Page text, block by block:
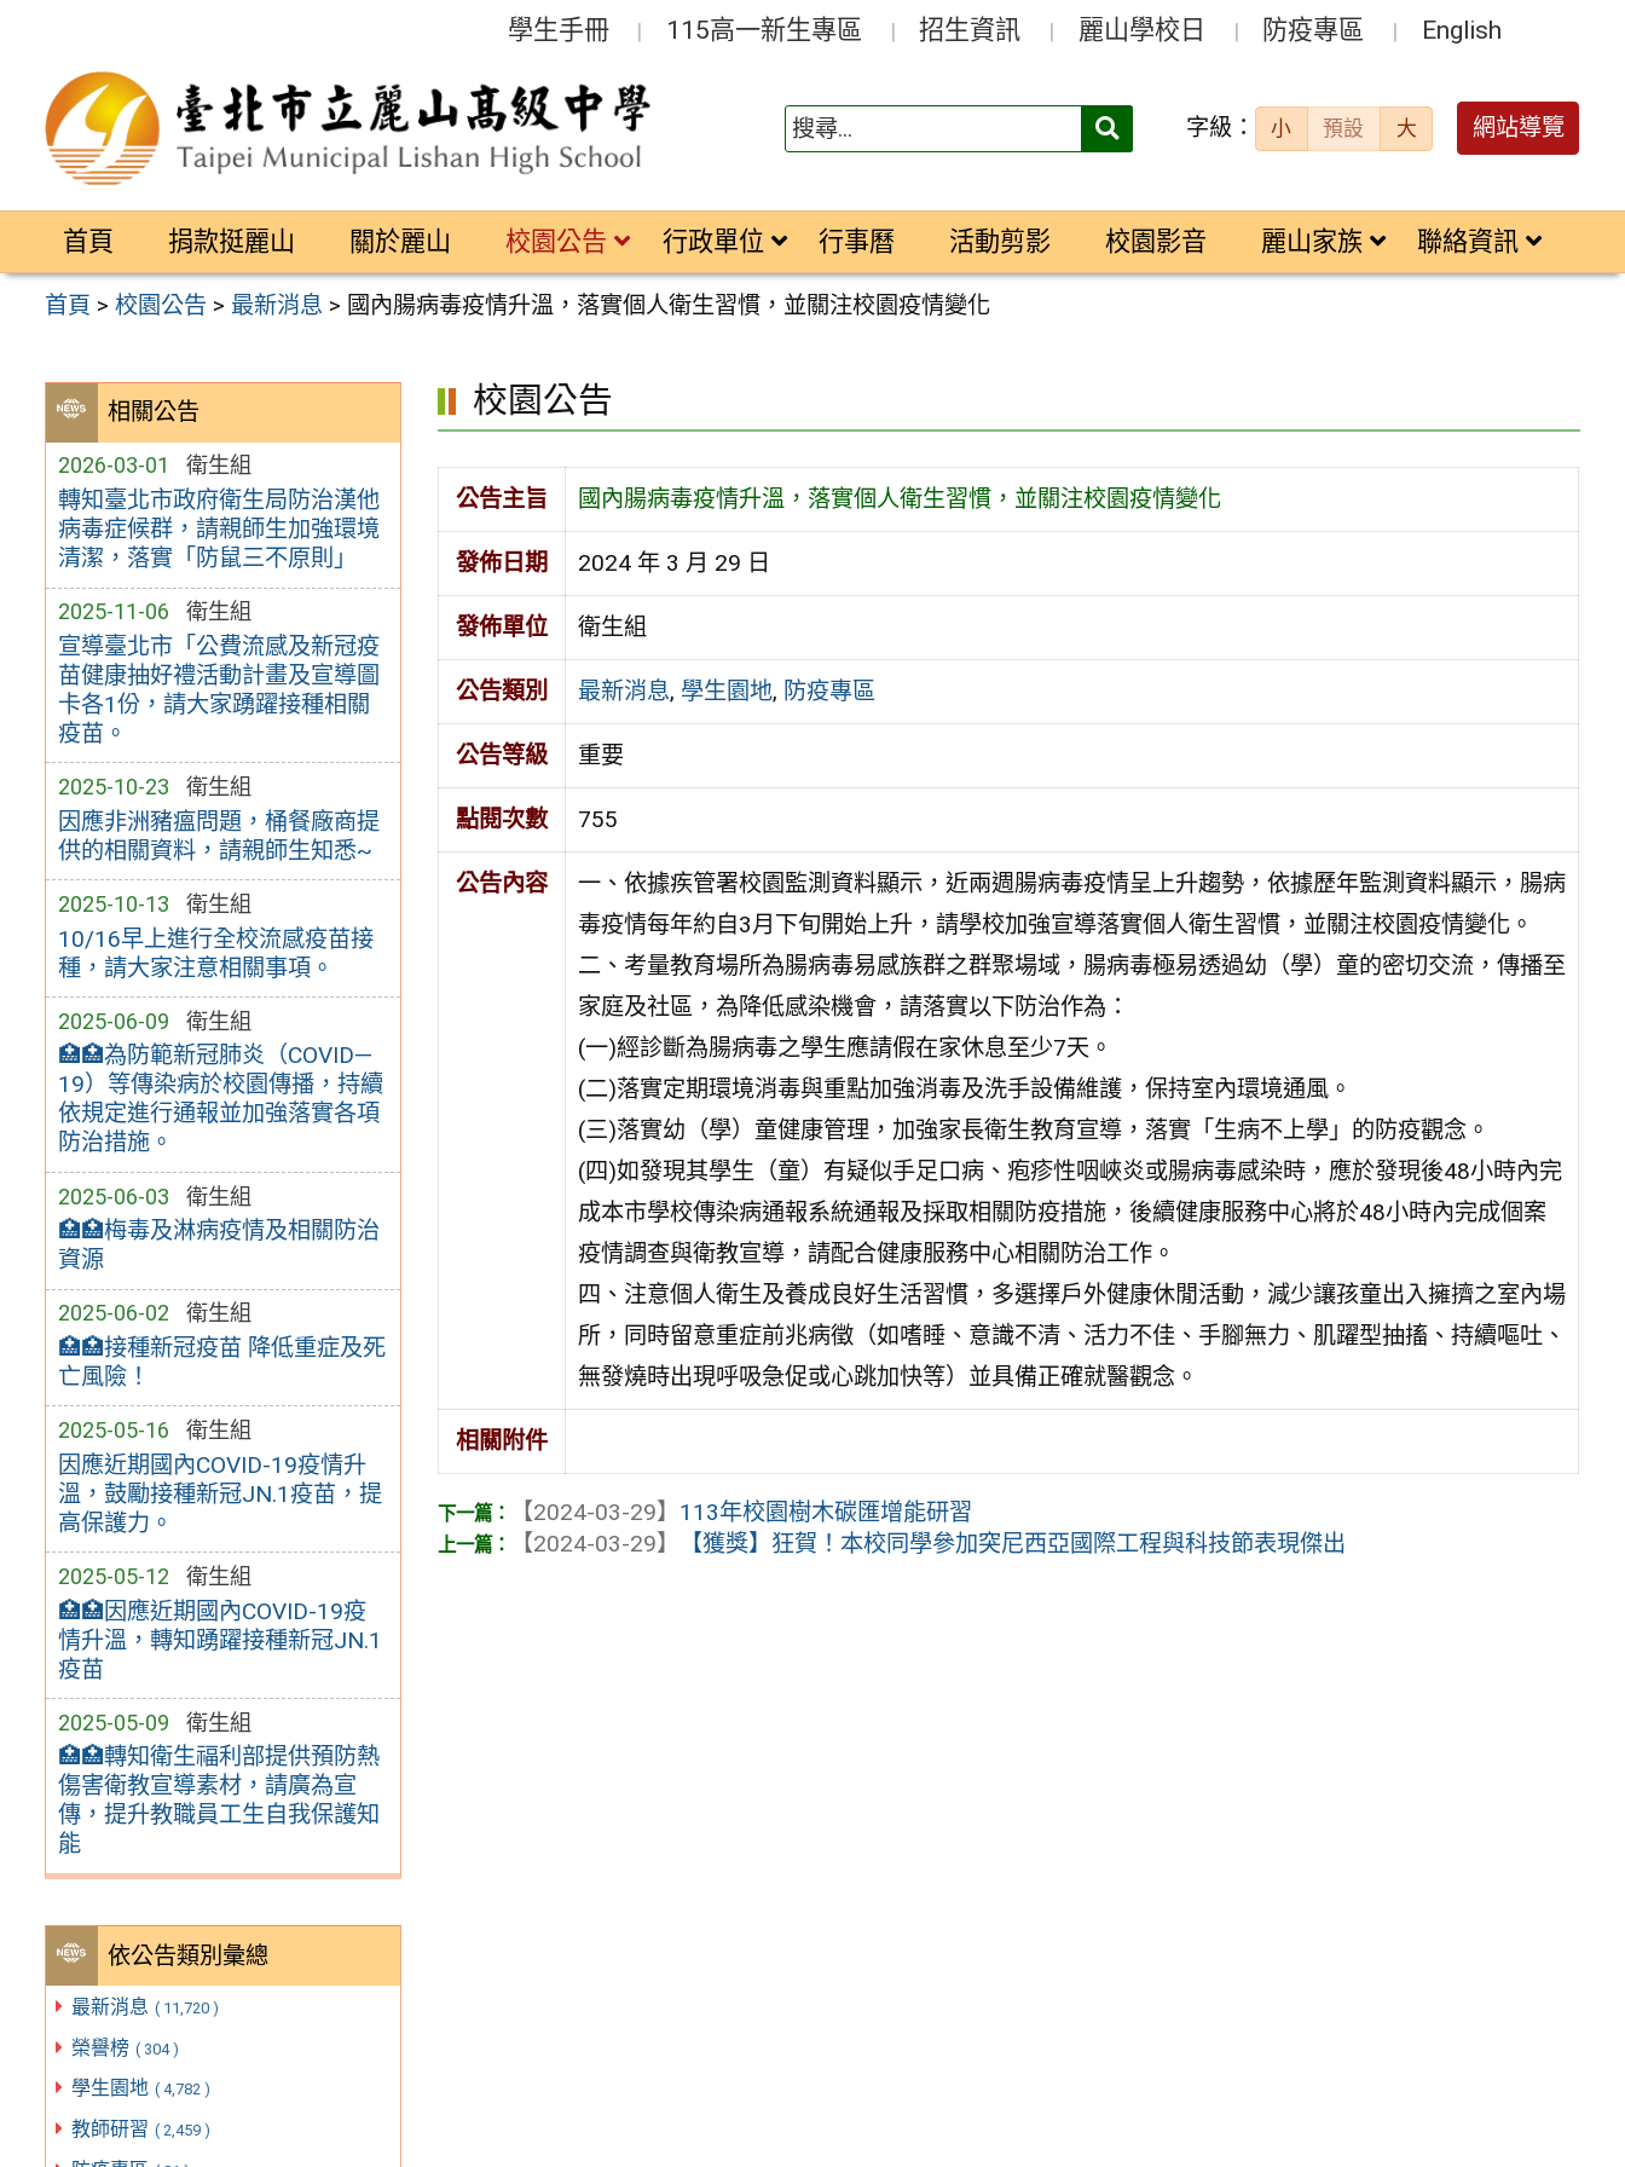
區
學生手冊 115高一新生專區 招生資訊 麗山學校日 防疫專區 English
搜
字級： 小 預設 大 網站導覽
首頁 捐款挺麗山 關於麗山 校園公告 行政單位 行事曆 活動剪影 校園影音 麗山家族 聯絡資訊
首頁 >校園公告 > 最新消息 > 國內腸病毒疫情升溫，落實個人衛生習慣，並關注校園疫情變化
相關公告
2026-03-01 衛生組
轉知臺北市政府衛生局防治漢他
病毒症候群，請親師生加強環境
清潔，落實「防鼠三不原則」
2025-11-06 衛生組
宣導臺北市「公費流感及新冠疫
苗健康抽好禮活動計畫及宣導圖
卡各1份，請大家踴躍接種相關
疫苗。
2025-10-23 衛生組
因應非洲豬瘟問題，桶餐廠商提
供的相關資料，請親師生知悉~
2025-10-13 衛生組
10/16早上進行全校流感疫苗接
種，請大家注意相關事項。
2025-06-09 衛生組
🏥🏥為防範新冠肺炎（COVID—
19）等傳染病於校園傳播，持續
依規定進行通報並加強落實各項
防治措施。
2025-06-03 衛生組
🏥🏥梅毒及淋病疫情及相關防治
資源
2025-06-02 衛生組
🏥🏥接種新冠疫苗 降低重症及死
亡風險！
2025-05-16 衛生組
因應近期國內COVID-19疫情升
溫，鼓勵接種新冠JN.1疫苗，提
高保護力。
2025-05-12 衛生組
🏥🏥因應近期國內COVID-19疫
情升溫，轉知踴躍接種新冠JN.1
疫苗
2025-05-09 衛生組
🏥🏥轉知衛生福利部提供預防熱
傷害衛教宣導素材，請廣為宣
傳，提升教職員工生自我保護知
能
依公告類別彙總
最新消息 ( 11,720 )
榮譽榜 ( 304 )
學生園地 ( 4,782 )
教師研習 ( 2,459 )
校園公告
公告主旨 國內腸病毒疫情升溫，落實個人衛生習慣，並關注校園疫情變化
發佈日期 2024 年 3 月 29 日
發佈單位 衛生組
公告類別 最新消息, 學生園地, 防疫專區
公告等級 重要
點閱次數 755
公告內容
一、依據疾管署校園監測資料顯示，近兩週腸病毒疫情呈上升趨勢，依據歷年監測資料顯示，腸病
毒疫情每年約自3月下旬開始上升，請學校加強宣導落實個人衛生習慣，並關注校園疫情變化。
二、考量教育場所為腸病毒易感族群之群聚場域，腸病毒極易透過幼（學）童的密切交流，傳播至
家庭及社區，為降低感染機會，請落實以下防治作為：
(一)經診斷為腸病毒之學生應請假在家休息至少7天。
(二)落實定期環境消毒與重點加強消毒及洗手設備維護，保持室內環境通風。
(三)落實幼（學）童健康管理，加強家長衛生教育宣導，落實「生病不上學」的防疫觀念。
(四)如發現其學生（童）有疑似手足口病、疱疹性咽峽炎或腸病毒感染時，應於發現後48小時內完
成本市學校傳染病通報系統通報及採取相關防疫措施，後續健康服務中心將於48小時內完成個案
疫情調查與衛教宣導，請配合健康服務中心相關防治工作。
四、注意個人衛生及養成良好生活習慣，多選擇戶外健康休閒活動，減少讓孩童出入擁擠之室內場
所，同時留意重症前兆病徵（如嗜睡、意識不清、活力不佳、手腳無力、肌躍型抽搐、持續嘔吐、
無發燒時出現呼吸急促或心跳加快等）並具備正確就醫觀念。
相關附件
【2024-03-29】 113年校園樹木碳匯增能研習
【2024-03-29】
【獲獎】狂賀！本校同學參加突尼西亞國際工程與科技節表現傑出